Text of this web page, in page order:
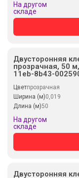
На другом
складе
Двусторонняя
прозрачная, 50
11eb-8b43-
Цветпрозрачная
Ширина (м)0,019
Длина (м)50
На другом
складе
Двусторонняя